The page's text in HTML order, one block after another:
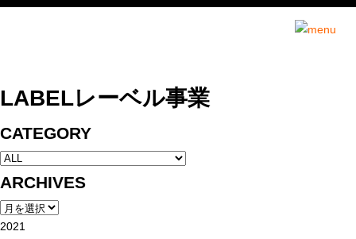
LABELレーベル事業
CATEGORY
ARCHIVES
2021